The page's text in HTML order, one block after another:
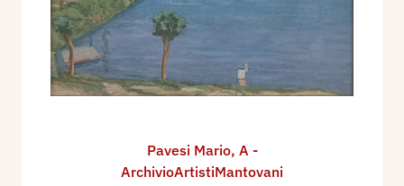
Pavesi Mario, A -
ArchivioArtistiMantovani